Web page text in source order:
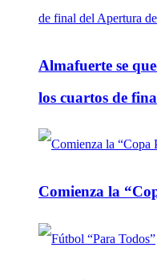
Almafuerte se
los cuartos de
Comienza la